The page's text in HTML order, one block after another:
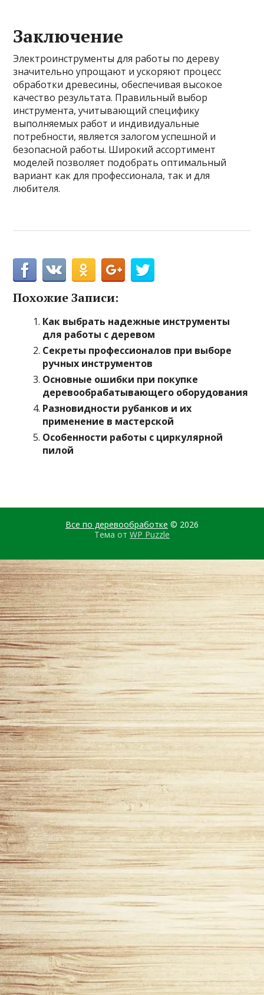
Заключение
Электроинструменты для работы по дереву
значительно упрощают и ускоряют процесс
обработки древесины, обеспечивая высокое
качество результата. Правильный выбор
инструмента, учитывающий специфику
выполняемых работ и индивидуальные
потребности, является залогом успешной и
безопасной работы. Широкий ассортимент
моделей позволяет подобрать оптимальный
вариант как для профессионала, так и для
любителя.
Похожие Записи:
Как выбрать надежные инструменты
для работы с деревом
Секреты профессионалов при выборе
ручных инструментов
Основные ошибки при покупке
деревообрабатывающего оборудования
Разновидности рубанков и их
применение в мастерской
Особенности работы с циркулярной
пилой
Все по деревообработке © 2026
Тема от WP Puzzle